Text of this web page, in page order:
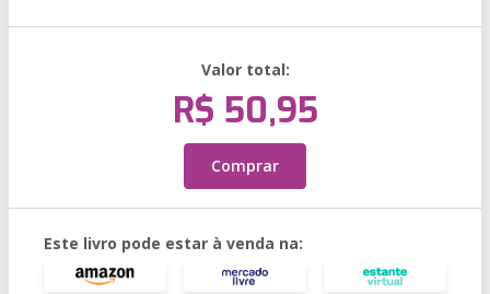
Valor total:
R$ 50,95
Comprar
Este livro pode estar à venda na: